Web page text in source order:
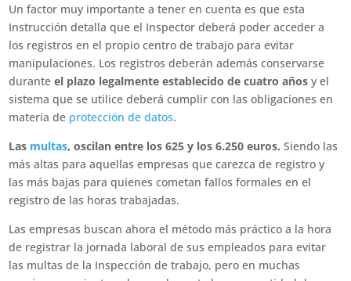
Un factor muy importante a tener en cuenta es que esta
Instrucción detalla que el Inspector deberá poder acceder a
los registros en el propio centro de trabajo para evitar
manipulaciones. Los registros deberán además conservarse
duranteel plazo legalmente establecido de cuatro años y el
sistema que se utilice deberá cumplir con las obligaciones en
materia de protección de datos.
Las multas, oscilan entre los 625 y los 6.250 euros. Siendo las
más altas para aquellas empresas que carezca de registro y
las más bajas para quienes cometan fallos formales en el
registro de las horas trabajadas.
Las empresas buscan ahora el método más práctico a la hora
de registrar la jornada laboral de sus empleados para evitar
las multas de la Inspección de trabajo, pero en muchas